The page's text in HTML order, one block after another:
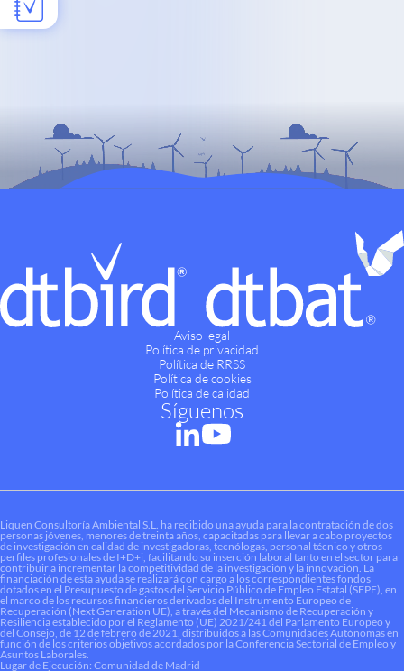
Aviso legal
Política de privacidad
Política de RRSS
Política de cookies
Política de calidad
Síguenos
Liquen Consultoría Ambiental S.L. ha recibido una ayuda para la contratación de dos
personas jóvenes, menores de treinta años, capacitadas para llevar a cabo proyectos
de investigación en calidad de investigadoras, tecnólogas, personal técnico y otros
perfiles profesionales de I+D+i, facilitando su inserción laboral tanto en el sector para
contribuir a incrementar la competitividad de la investigación y la innovación. La
financiación de esta ayuda se realizará con cargo a los correspondientes fondos
dotados en el Presupuesto de gastos del Servicio Público de Empleo Estatal (SEPE), en
el marco de los recursos financieros derivados del Instrumento Europeo de
Recuperación (Next Generation UE), a través del Mecanismo de Recuperación y
Resiliencia establecido por el Reglamento (UE) 2021/241 del Parlamento Europeo y
del Consejo, de 12 de febrero de 2021, distribuidos a las Comunidades Autónomas en
función de los criterios objetivos acordados por la Conferencia Sectorial de Empleo y
Asuntos Laborales.
Lugar de Ejecución: Comunidad de Madrid